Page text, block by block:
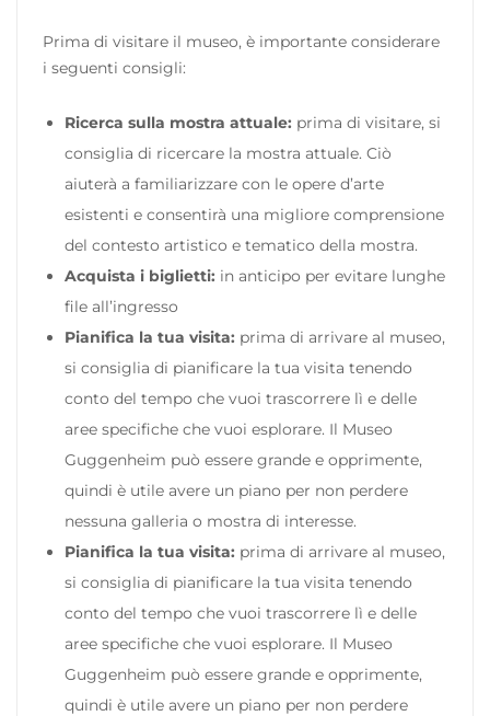
Prima di visitare il museo, è importante considerare
i seguenti consigli:
Ricerca sulla mostra attuale: prima di visitare, si
consiglia di ricercare la mostra attuale. Ciò
aiuterà a familiarizzare con le opere d’arte
esistenti e consentirà una migliore comprensione
del contesto artistico e tematico della mostra.
Acquista i biglietti: in anticipo per evitare lunghe
file all’ingresso
Pianifica la tua visita: prima di arrivare al museo,
si consiglia di pianificare la tua visita tenendo
conto del tempo che vuoi trascorrere lì e delle
aree specifiche che vuoi esplorare. Il Museo
Guggenheim può essere grande e opprimente,
quindi è utile avere un piano per non perdere
nessuna galleria o mostra di interesse.
Pianifica la tua visita: prima di arrivare al museo,
si consiglia di pianificare la tua visita tenendo
conto del tempo che vuoi trascorrere lì e delle
aree specifiche che vuoi esplorare. Il Museo
Guggenheim può essere grande e opprimente,
quindi è utile avere un piano per non perdere